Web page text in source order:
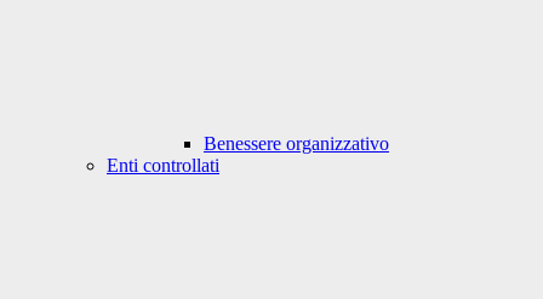
Benessere organizzativo
Enti controllati